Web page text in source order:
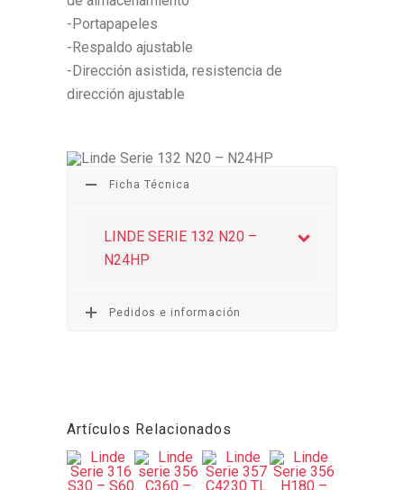
-Portapapeles
-Respaldo ajustable
-Dirección asistida, resistencia de
dirección ajustable
Ficha Técnica
LINDE SERIE 132 N20 –
N24HP
Pedidos e información
Artículos Relacionados